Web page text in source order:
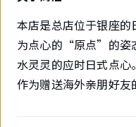
本店是总店位于银座
为点心的“原点”的姿
水灵灵的应时日式点
作为赠送海外亲朋好友